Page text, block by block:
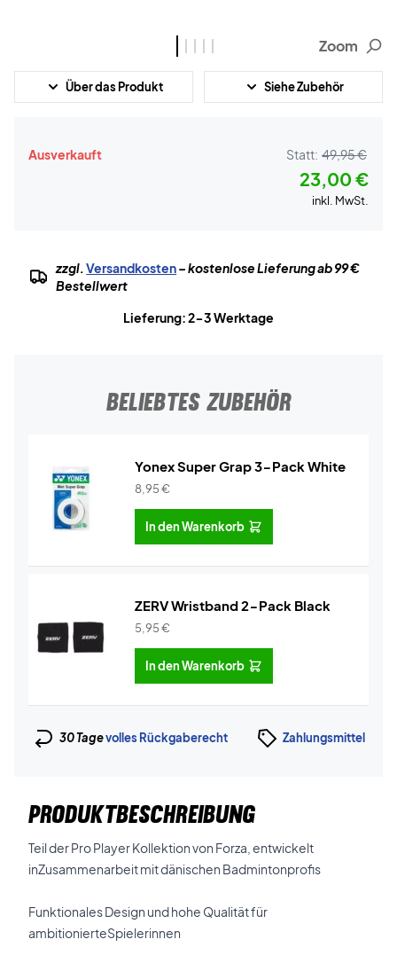
Zoom
Über das Produkt Siehe Zubehör
Ausverkauft Statt: 49,95 €
23,00 €
inkl. MwSt.
zzgl.Versandkosten– kostenlose Lieferung ab 99 €
Bestellwert
Lieferung: 2-3 Werktage
BELIEBTES ZUBEHÖR
Yonex Super Grap 3-Pack White
8,95€
In den Warenkorb
ZERV Wristband 2-Pack Black
5,95€
In den Warenkorb
30 Tagevolles Rückgaberecht Zahlungsmittel
PRODUKTBESCHREIBUNG
Teil der Pro Player Kollektion von Forza, entwickelt
inZusammenarbeit mit dänischen Badmintonprofis
Funktionales Design und hohe Qualität für
ambitionierteSpielerinnen